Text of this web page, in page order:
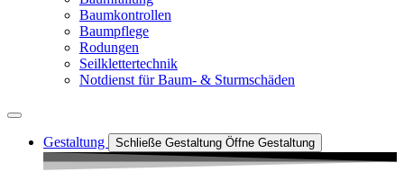
Baumkontrollen
Baumpflege
Rodungen
Seilklettertechnik
Notdienst für Baum- & Sturmschäden
Gestaltung Schließe Gestaltung Öffne Gestaltung